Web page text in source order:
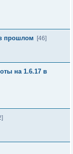
прошлом
[46]
на 1.6.17 в